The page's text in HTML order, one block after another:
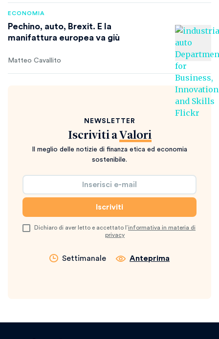
ECONOMIA
Pechino, auto, Brexit. E la
manifattura europea va giù
Matteo Cavallito
NEWSLETTER
Iscriviti a Valori
Il meglio delle notizie di finanza etica ed economia
sostenibile.
Dichiaro di aver letto e accettato l’informativa in materia di
privacy
Settimanale Anteprima